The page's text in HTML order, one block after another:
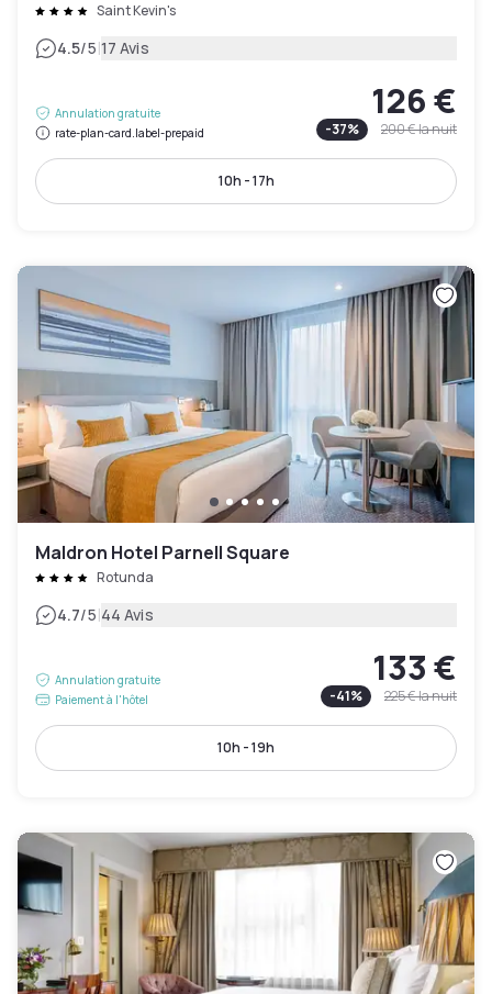
Saint Kevin's
4.5/5|17 Avis
Annulation gratuite
rate-plan-card.label-prepaid
126 €
-37% 200 €la nuit
10h - 17h
Maldron Hotel Parnell Square
Rotunda
4.7/5|44 Avis
Annulation gratuite
Paiement à l'hôtel
133 €
-41% 225 €la nuit
10h - 19h